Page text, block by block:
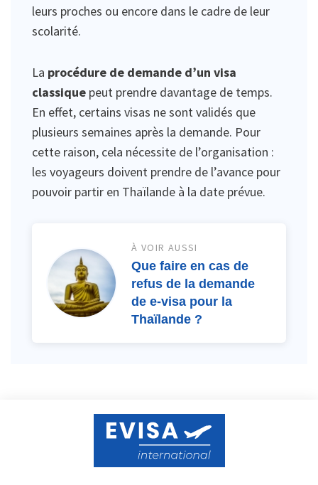
leurs proches ou encore dans le cadre de leur
scolarité.
La procédure de demande d’un visa
classique peut prendre davantage de temps.
En effet, certains visas ne sont validés que
plusieurs semaines après la demande. Pour
cette raison, cela nécessite de l’organisation :
les voyageurs doivent prendre de l’avance pour
pouvoir partir en Thaïlande à la date prévue.
À VOIR AUSSI
Que faire en cas de
refus de la demande
de e-visa pour la
Thaïlande ?